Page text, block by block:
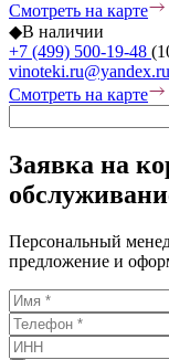
Смотреть на карте
◆В наличии
+7 (499) 500-19-48
vinoteki.ru@yandex.ru
Смотреть на карте
Заявка на
Персональный
предложение и